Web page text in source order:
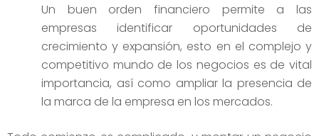
Un buen orden financiero permite a las
empresas identificar oportunidades de
crecimiento y expansión, esto en el complejo y
competitivo mundo de los negocios es de vital
importancia, así como ampliar la presencia de
la marca de la empresa en los mercados.